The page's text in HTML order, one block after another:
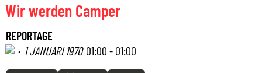
Wir werden Camper
REPORTAGE
· 1 JANUARI 1970 01:00 - 01:00